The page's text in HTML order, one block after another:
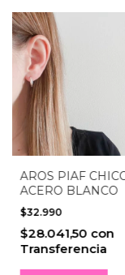
AROS PIAF
ACERO BLANCO
$32.990
$28.041,50 con
Transferencia